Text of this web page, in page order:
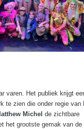
varen. Het publiek krijgt
te zien die onder regie van
Michel de zichtbare
het grootste gemak van de